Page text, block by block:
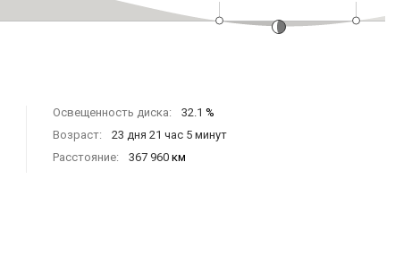
Освещенность диска: 32.1 %
Возраст:
23 дня 21 час 5 минут
Расстояние:
367 960 км